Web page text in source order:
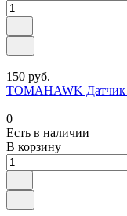
150 руб.
TOMAHAWK Датчик
0
Есть в наличии
В корзину